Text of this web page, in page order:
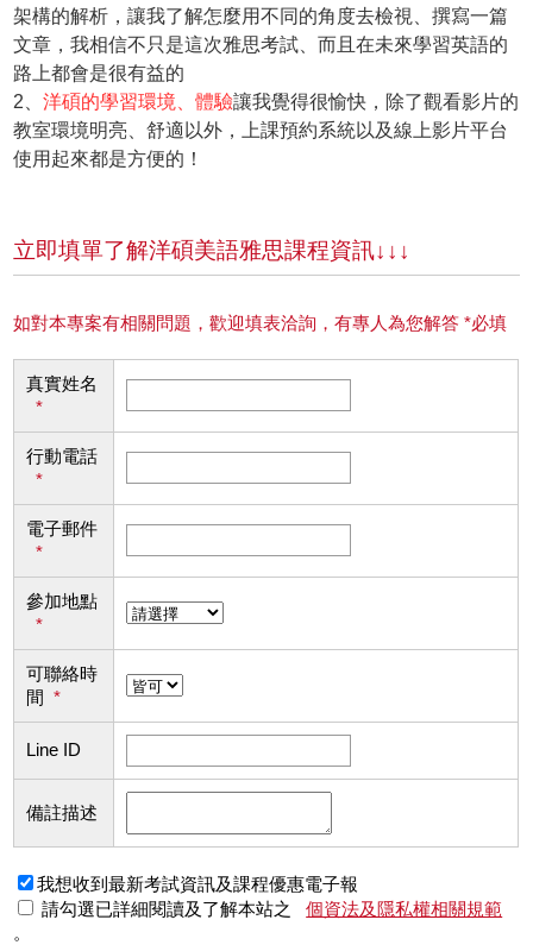
架構的解析，讓我了解怎麼用不同的角度去檢視、撰寫一篇
文章，我相信不只是這次雅思考試、而且在未來學習英語的
路上都會是很有益的
2、洋碩的學習環境、體驗讓我覺得很愉快，除了觀看影片的
教室環境明亮、舒適以外，上課預約系統以及線上影片平台
使用起來都是方便的！
立即填單了解洋碩美語雅思課程資訊↓↓↓
如對本專案有相關問題，歡迎填表洽詢，有專人為您解答 *必填
真實姓名
*
行動電話
*
電子郵件
*
參加地點
*
可聯絡時
間
*
Line ID
備註描述
我想收到最新考試資訊及課程優惠電子報
請勾選已詳細閱讀及了解本站之
個資法及隱私權相關規範
。